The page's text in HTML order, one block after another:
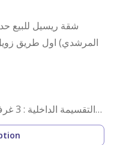
شقة ريسيل للبيع
المرشدي) اول طريق